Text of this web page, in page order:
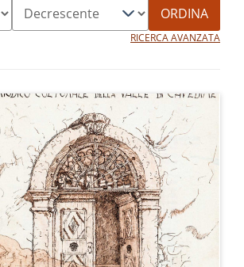
ORDINA
RICERCA AVANZATA